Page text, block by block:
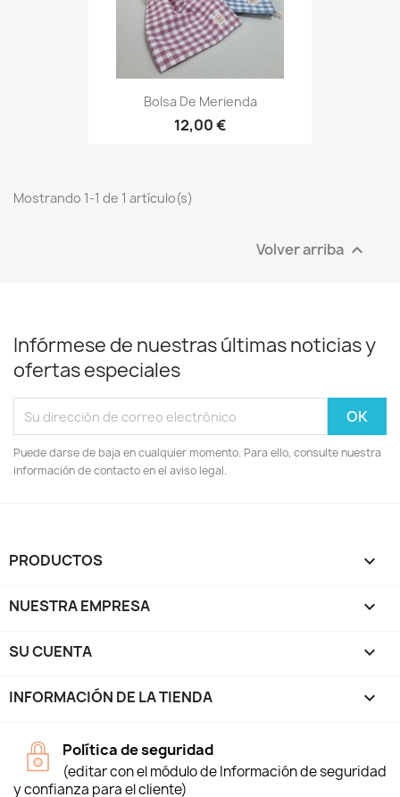
Bolsa De Merienda
12,00 €
Mostrando 1-1 de 1 artículo(s)
Volver arriba 
Infórmese de nuestras últimas noticias y
ofertas especiales
Puede darse de baja en cualquier momento. Para ello, consulte nuestra
información de contacto en el aviso legal.
PRODUCTOS 
NUESTRA EMPRESA 
SU CUENTA 
INFORMACIÓN DE LA TIENDA keyboard_arrow_down
Política de seguridad
(editar con el módulo de Información de seguridad
y confianza para el cliente)